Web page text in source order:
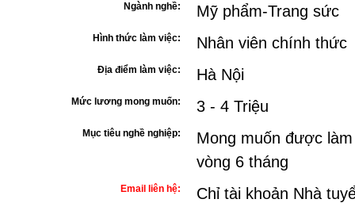
Ngành nghề: Mỹ phẩm-Trang sức
Hình thức làm việc: Nhân viên chính thức
Địa điểm làm việc: Hà Nội
Mức lương mong muốn: 3 - 4 Triệu
Mục tiêu nghề nghiệp:
Mong muốn được
vòng 6 tháng
Email liên hệ:
Chỉ tài khoản Nhà